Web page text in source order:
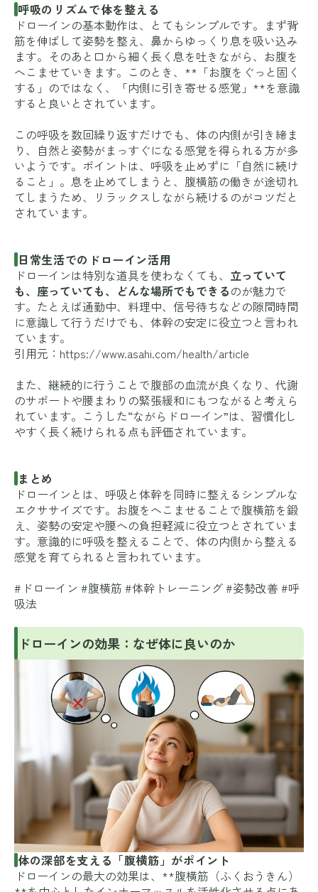
呼吸のリズムで体を整える
ドローインの基本動作は、とてもシンプルです。まず背
筋を伸ばして姿勢を整え、鼻からゆっくり息を吸い込み
ます。そのあと口から細く長く息を吐きながら、お腹を
へこませていきます。このとき、**「お腹をぐっと固く
する」のではなく、「内側に引き寄せる感覚」**を意識
すると良いとされています。
この呼吸を数回繰り返すだけでも、体の内側が引き締ま
り、自然と姿勢がまっすぐになる感覚を得られる方が多
いようです。ポイントは、呼吸を止めずに「自然に続け
ること」。息を止めてしまうと、腹横筋の働きが途切れ
てしまうため、リラックスしながら続けるのがコツだと
されています。
日常生活でのドローイン活用
ドローインは特別な道具を使わなくても、 立っていて
も、座っていても、どんな場所でもできるのが魅力で
す。たとえば通勤中、料理中、信号待ちなどの隙間時間
に意識して行うだけでも、体幹の安定に役立つと言われ
ています。
引用元： https://www.asahi.com/health/article
また、継続的に行うことで腹部の血流が良くなり、代謝
のサポートや腰まわりの緊張緩和にもつながると考えら
れています。こうした“ながらドローイン”は、習慣化し
やすく長く続けられる点も評価されています。
まとめ
ドローインとは、呼吸と体幹を同時に整えるシンプルな
エクササイズです。お腹をへこませることで腹横筋を鍛
え、姿勢の安定や腰への負担軽減に役立つとされていま
す。意識的に呼吸を整えることで、体の内側から整える
感覚を育てられると言われています。
#ドローイン #腹横筋 #体幹トレーニング #姿勢改善 #呼
吸法
ドローインの効果：なぜ体に良いのか
体の深部を支える「腹横筋」がポイント
ドローインの最大の効果は、**腹横筋（ふくおうきん）